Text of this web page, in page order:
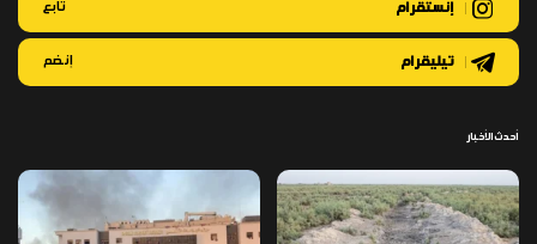
إنستقرام تابع
تيليقرام إنضم
أحدث الأخبار